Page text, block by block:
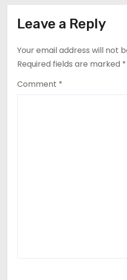
o
Leave a Reply
Your email address will not
Required fields are marked *
Comment *